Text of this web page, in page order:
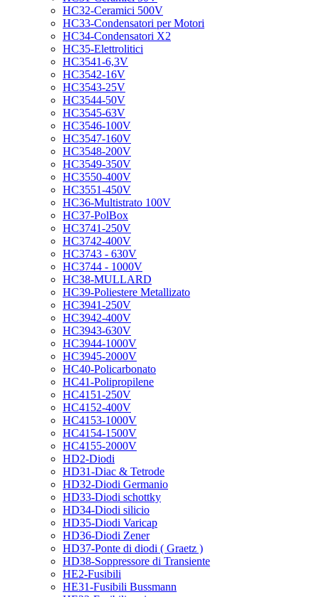
HC32-Ceramici 500V
HC33-Condensatori per Motori
HC34-Condensatori X2
HC35-Elettrolitici
HC3541-6,3V
HC3542-16V
HC3543-25V
HC3544-50V
HC3545-63V
HC3546-100V
HC3547-160V
HC3548-200V
HC3549-350V
HC3550-400V
HC3551-450V
HC36-Multistrato 100V
HC37-PolBox
HC3741-250V
HC3742-400V
HC3743 - 630V
HC3744 - 1000V
HC38-MULLARD
HC39-Poliestere Metallizato
HC3941-250V
HC3942-400V
HC3943-630V
HC3944-1000V
HC3945-2000V
HC40-Policarbonato
HC41-Polipropilene
HC4151-250V
HC4152-400V
HC4153-1000V
HC4154-1500V
HC4155-2000V
HD2-Diodi
HD31-Diac & Tetrode
HD32-Diodi Germanio
HD33-Diodi schottky
HD34-Diodi silicio
HD35-Diodi Varicap
HD36-Diodi Zener
HD37-Ponte di diodi ( Graetz )
HD38-Soppressore di Transiente
HE2-Fusibili
HE31-Fusibili Bussmann